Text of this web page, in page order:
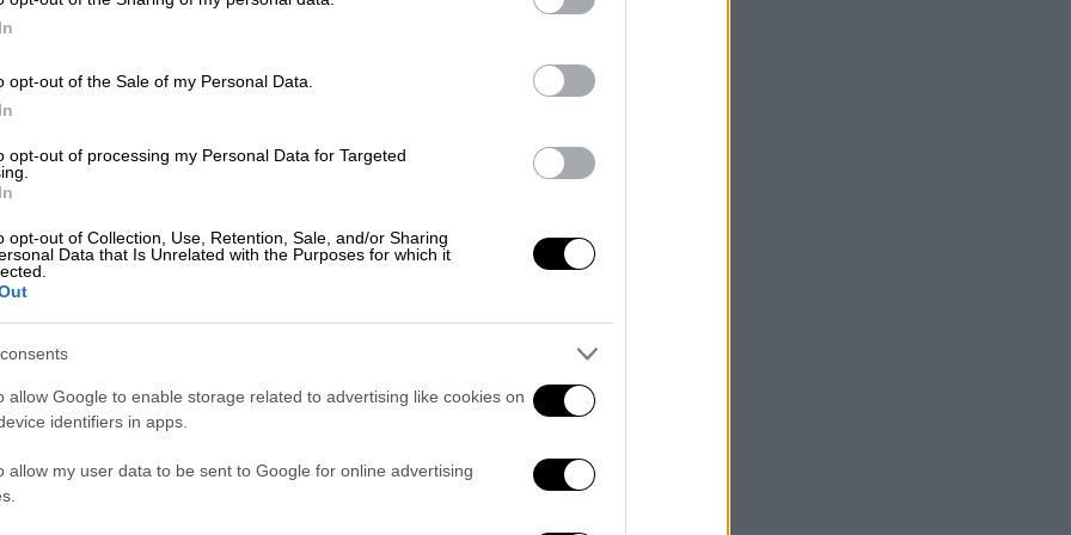
opt-out of the Sale of my Personal Data.
opt-out of processing my Personal Data for Targeted
opt-out of Collection, Use, Retention, Sale, and/or Sharing
Data that Is Unrelated with the Purposes for which it
allow Google to enable storage related to advertising like cookies on
identifiers in apps.
allow my user data to be sent to Google for online advertising
Κόσμος|13.12.2021 17:55
στην Ισπανία από την αυτοκτονία
της Βερόνικα Φορκέ
Βερόνικα Φόρκε, η οποία μεταξύ
άλλων ερμήνευσε την Κίκα στην
Αλμοδόβαρ έβαλε τέλος στη ζωή της
Lifestyle|16.11.2021 16:17
Survivor «έπαιξε ξύλο» με τον